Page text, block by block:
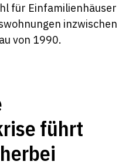
für Einfamilienhäuser
inzwischen
von 1990.
führt